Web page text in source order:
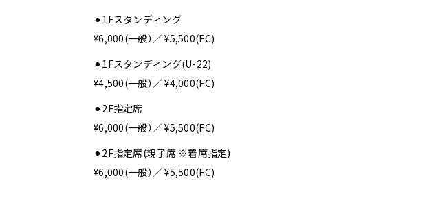
⚫︎1Fスタンディング
¥6,000(一般）／ ¥5,500(FC)
⚫︎1Fスタンディング(U-22)
¥4,500(一般）／ ¥4,000(FC)
⚫︎2F指定席
¥6,000(一般）／ ¥5,500(FC)
⚫︎2F指定席(親子席 ※着席指定)
¥6,000(一般）／ ¥5,500(FC)